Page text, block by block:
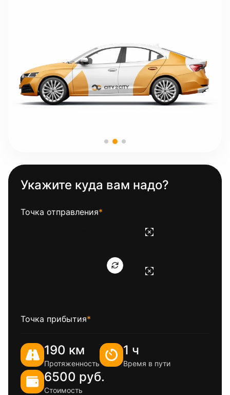
Укажите куда вам надо?
Точка отправления*
Точка прибытия*
190 км
Протяженность
1 ч
Время в пути
6500 руб.
Стоимость